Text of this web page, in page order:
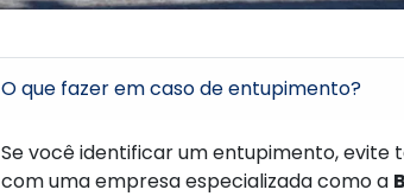
O que fazer em caso de entupimento?
Se você identificar um entupimento,
com uma empresa especializada como a